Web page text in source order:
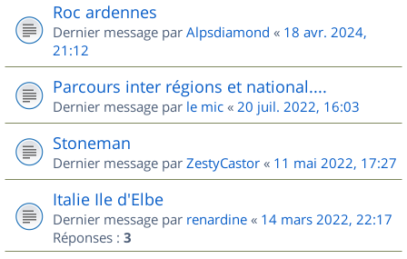
Roc ardennes
Dernier message par Alpsdiamond « 18 avr. 2024,
21:12
Parcours inter régions et national....
Dernier message par le mic « 20 juil. 2022, 16:03
Stoneman
Dernier message par ZestyCastor « 11 mai 2022, 17:27
Italie Ile d'Elbe
Dernier message par renardine « 14 mars 2022, 22:17
Réponses : 3